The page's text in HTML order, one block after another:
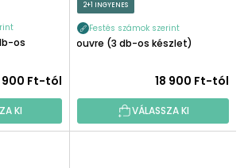
os
900 Ft-tól
KI
2+1 INGYENES
Festés számok szerint
Louvre (3 db-os készlet)
18 900 Ft-tól
VÁLASSZA KI